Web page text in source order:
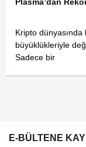
Kripto
büyüklükleriyle
Sadece bir
E-BÜLTENE